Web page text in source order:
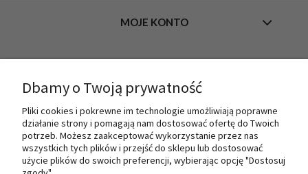
MOJE KONTO
O NAS
Dbamy o Twoją prywatność
Pliki cookies i pokrewne im technologie umożliwiają poprawne
działanie strony i pomagają nam dostosować ofertę do Twoich
potrzeb. Możesz zaakceptować wykorzystanie przez nas
wszystkich tych plików i przejść do sklepu lub dostosować
użycie plików do swoich preferencji, wybierając opcję "Dostosuj